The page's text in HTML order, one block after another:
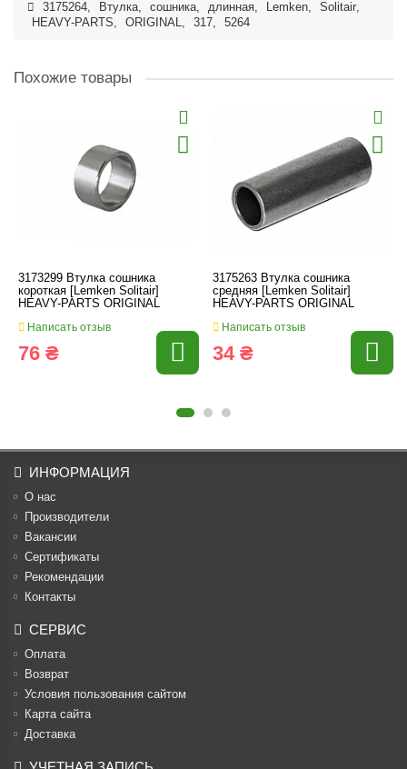
3175264, Втулка, сошника, длинная, Lemken, Solitair,
HEAVY-PARTS, ORIGINAL, 317, 5264
Похожие товары
3173299 Втулка сошника
короткая [Lemken Solitair]
HEAVY-PARTS ORIGINAL
Написать отзыв
76 ₴
3175263 Втулка сошника
средняя [Lemken Solitair]
HEAVY-PARTS ORIGINAL
Написать отзыв
34 ₴
ИНФОРМАЦИЯ
О нас
Производители
Вакансии
Cертификаты
Рекомендации
Контакты
СЕРВИС
Оплата
Возврат
Условия пользования сайтом
Карта сайта
Доставка